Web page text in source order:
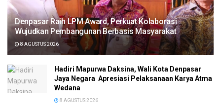
Denpasar Raih LPM Award, Perkuat Kolaborasi
Wujudkan Pembangunan Berbasis Masyarakat
8 AGUSTUS 2026
Hadiri Mapurwa Daksina, Wali Kota Denpasar
Jaya Negara Apresiasi Pelaksanaan Karya Atma
Wedana
8 AGUSTUS 2026